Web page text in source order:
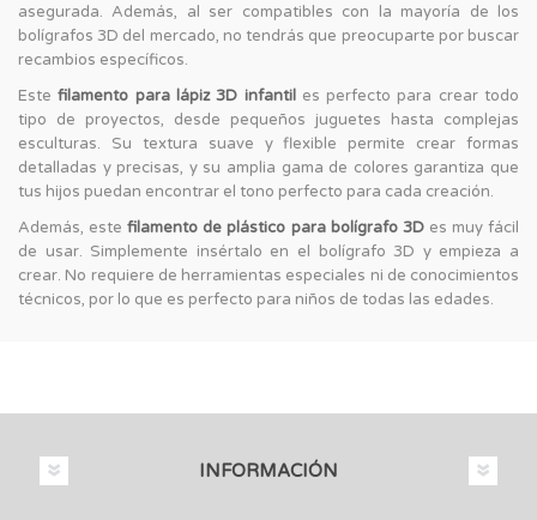
asegurada. Además, al ser compatibles con la mayoría de los
bolígrafos 3D del mercado, no tendrás que preocuparte por buscar
recambios específicos.
Estefilamento para lápiz 3D infantiles perfecto para crear todo
tipo de proyectos, desde pequeños juguetes hasta complejas
esculturas. Su textura suave y flexible permite crear formas
detalladas y precisas, y su amplia gama de colores garantiza que
tus hijos puedan encontrar el tono perfecto para cada creación.
Además, estefilamento de plástico para bolígrafo 3Des muy fácil
de usar. Simplemente insértalo en el bolígrafo 3D y empieza a
crear. No requiere de herramientas especiales ni de conocimientos
técnicos, por lo que es perfecto para niños de todas las edades.
INFORMACIÓN